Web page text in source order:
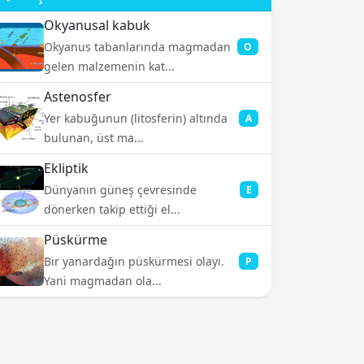
Okyanusal kabuk
Okyanus tabanlarında magmadan
gelen malzemenin kat...
O
Astenosfer
Yer kabuğunun (litosferin) altında
bulunan, üst ma...
A
Ekliptik
Dünyanın güneş çevresinde
dönerken takip ettiği el...
E
Püskürme
Bir yanardağın püskürmesi olayı.
Yani magmadan ola...
P